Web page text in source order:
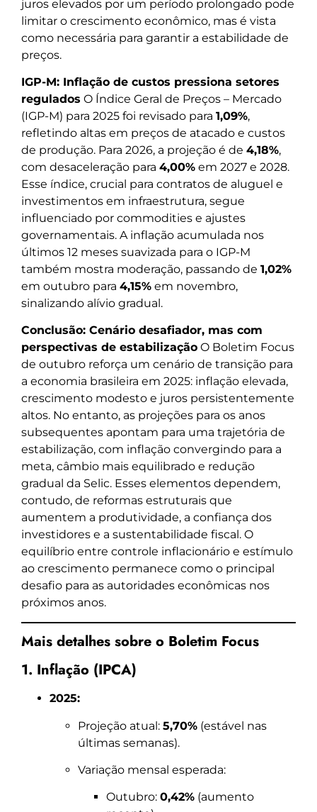
juros elevados por um período prolongado pode
limitar o crescimento econômico, mas é vista
como necessária para garantir a estabilidade de
preços.
IGP-M: Inflação de custos pressiona setores
regulados O Índice Geral de Preços – Mercado
(IGP-M) para 2025 foi revisado para 1,09%,
refletindo altas em preços de atacado e custos
de produção. Para 2026, a projeção é de 4,18%,
com desaceleração para 4,00% em 2027 e 2028.
Esse índice, crucial para contratos de aluguel e
investimentos em infraestrutura, segue
influenciado por commodities e ajustes
governamentais. A inflação acumulada nos
últimos 12 meses suavizada para o IGP-M
também mostra moderação, passando de 1,02%
em outubro para 4,15% em novembro,
sinalizando alívio gradual.
Conclusão: Cenário desafiador, mas com
perspectivas de estabilização O Boletim Focus
de outubro reforça um cenário de transição para
a economia brasileira em 2025: inflação elevada,
crescimento modesto e juros persistentemente
altos. No entanto, as projeções para os anos
subsequentes apontam para uma trajetória de
estabilização, com inflação convergindo para a
meta, câmbio mais equilibrado e redução
gradual da Selic. Esses elementos dependem,
contudo, de reformas estruturais que
aumentem a produtividade, a confiança dos
investidores e a sustentabilidade fiscal. O
equilíbrio entre controle inflacionário e estímulo
ao crescimento permanece como o principal
desafio para as autoridades econômicas nos
próximos anos.
Mais detalhes sobre o Boletim Focus
1. Inflação (IPCA)
2025:
Projeção atual: 5,70% (estável nas
últimas semanas).
Variação mensal esperada:
Outubro: 0,42% (aumento